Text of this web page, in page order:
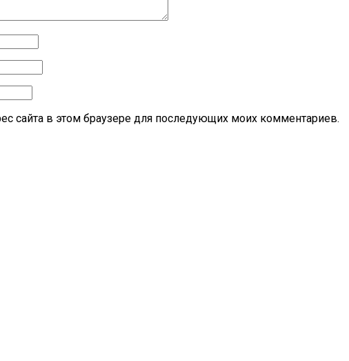
сайта в этом браузере для последующих моих комментариев.